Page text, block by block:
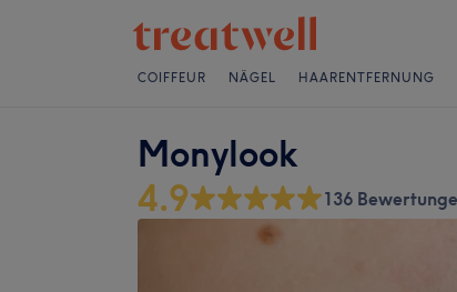
COIFFEUR NÄGEL HAARENTFERNUNG
Monylook
4.9
136